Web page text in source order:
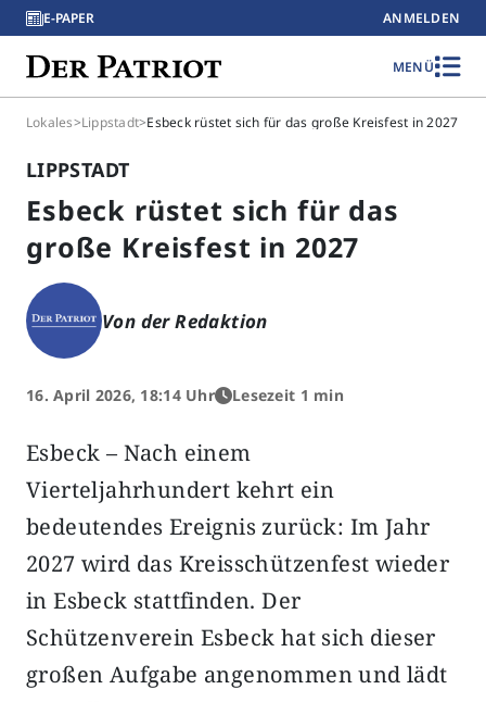
E-PAPER ANMELDEN
MENÜ
Lokales>Lippstadt>Esbeck rüstet sich für das große Kreisfest in 2027
LIPPSTADT
Esbeck rüstet sich für das
große Kreisfest in 2027
Von der Redaktion
16. April 2026, 18:14 Uhr Lesezeit 1 min
Esbeck – Nach einem
Vierteljahrhundert kehrt ein
bedeutendes Ereignis zurück: Im Jahr
2027 wird das Kreisschützenfest wieder
in Esbeck stattfinden. Der
Schützenverein Esbeck hat sich dieser
großen Aufgabe angenommen und lädt